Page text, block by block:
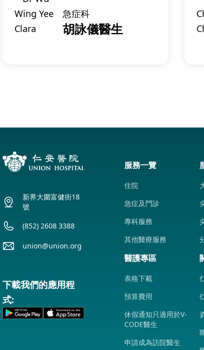
急症科
胡詠儀醫生
新界大圍富健街18
號
(852) 2608 3388
union@union.org
下載我們的應用程
式:
服務一覽
住院
急症及門診
專科服務
其他醫療服務
醫護專區
表格下載
預算費用
休假通知只適用於V-
CODE醫生
申請成為訪院醫生